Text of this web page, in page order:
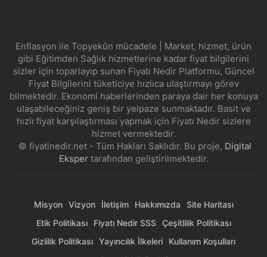
Enflasyon ile Topyekûn mücadele | Market, hizmet, ürün
gibi Eğitimden Sağlık hizmetlerine kadar fiyat bilgilerini
sizler için toparlayıp sunan Fiyatı Nedir Platformu, Güncel
Fiyat Bilgilerini tüketiciye hızlıca ulaştırmayı görev
bilmektedir. Ekonomi haberlerinden paraya dair her konuya
ulaşabileceğiniz geniş bir yelpaze sunmaktadır. Basit ve
hızlı fiyat karşılaştırması yapmak için Fiyatı Nedir sizlere
hizmet vermektedir.
© fiyatinedir.net - Tüm Hakları Saklıdır. Bu proje, Digital
Ekspertarafından geliştirilmektedir.
Misyon Vizyon İletişim Hakkımızda
Site Haritası
Etik Politikası
Fiyatı Nedir SSS
Çeşitlilik Politikası
Gizlilik Politikası Yayıncılık İlkeleri
Kullanım Koşulları